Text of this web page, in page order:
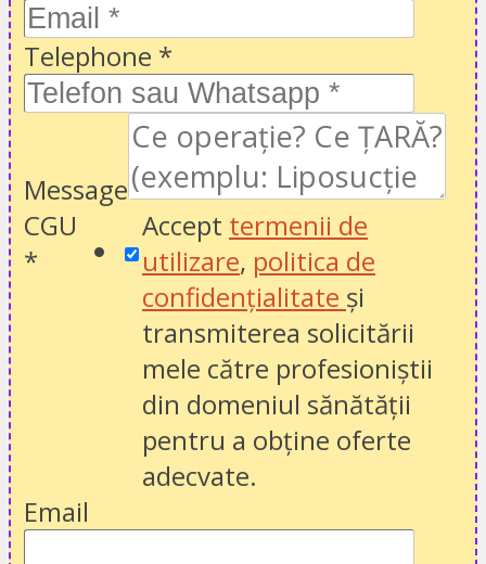
Telephone *
Message
CGU
*
Accept termenii de
utilizare, politica de
confidențialitate și
transmiterea solicitării
mele către profesioniștii
din domeniul sănătății
pentru a obține oferte
adecvate.
Email